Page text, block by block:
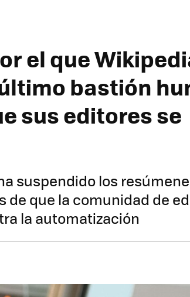
el que
bastión
sus editores se
suspendido los
de que la comunidad de
la automatización